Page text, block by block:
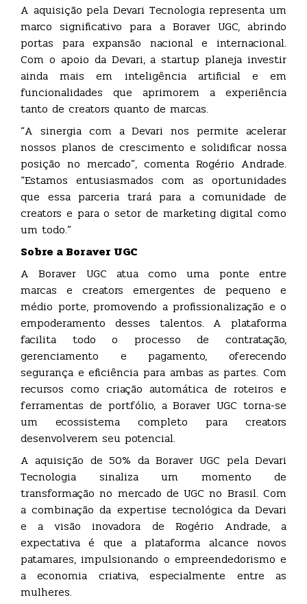
A aquisição pela Devari Tecnologia representa um
marco significativo para a Boraver UGC, abrindo
portas para expansão nacional e internacional.
Com o apoio da Devari, a startup planeja investir
ainda mais em inteligência artificial e em
funcionalidades que aprimorem a experiência
tanto de creators quanto de marcas.
“A sinergia com a Devari nos permite acelerar
nossos planos de crescimento e solidificar nossa
posição no mercado”, comenta Rogério Andrade.
“Estamos entusiasmados com as oportunidades
que essa parceria trará para a comunidade de
creators e para o setor de marketing digital como
um todo.”
Sobre a Boraver UGC
A Boraver UGC atua como uma ponte entre
marcas e creators emergentes de pequeno e
médio porte, promovendo a profissionalização e o
empoderamento desses talentos. A plataforma
facilita todo o processo de contratação,
gerenciamento e pagamento, oferecendo
segurança e eficiência para ambas as partes. Com
recursos como criação automática de roteiros e
ferramentas de portfólio, a Boraver UGC torna-se
um ecossistema completo para creators
desenvolverem seu potencial.
A aquisição de 50% da Boraver UGC pela Devari
Tecnologia sinaliza um momento de
transformação no mercado de UGC no Brasil. Com
a combinação da expertise tecnológica da Devari
e a visão inovadora de Rogério Andrade, a
expectativa é que a plataforma alcance novos
patamares, impulsionando o empreendedorismo e
a economia criativa, especialmente entre as
mulheres.